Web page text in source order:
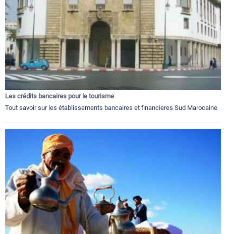
Les crédits bancaires pour le tourisme
Tout savoir sur les établissements bancaires et financieres Sud Marocaine